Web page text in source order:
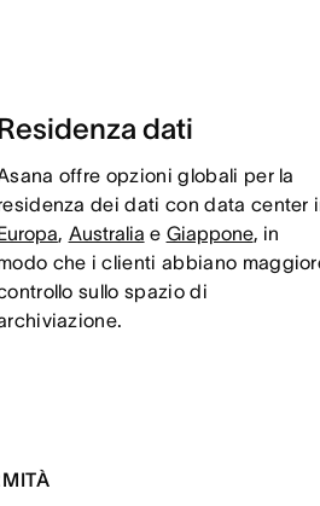
dati
offre opzioni globali per la
dei dati con data center
, Australia e Giappone, in
che i clienti abbiano
sullo spazio di